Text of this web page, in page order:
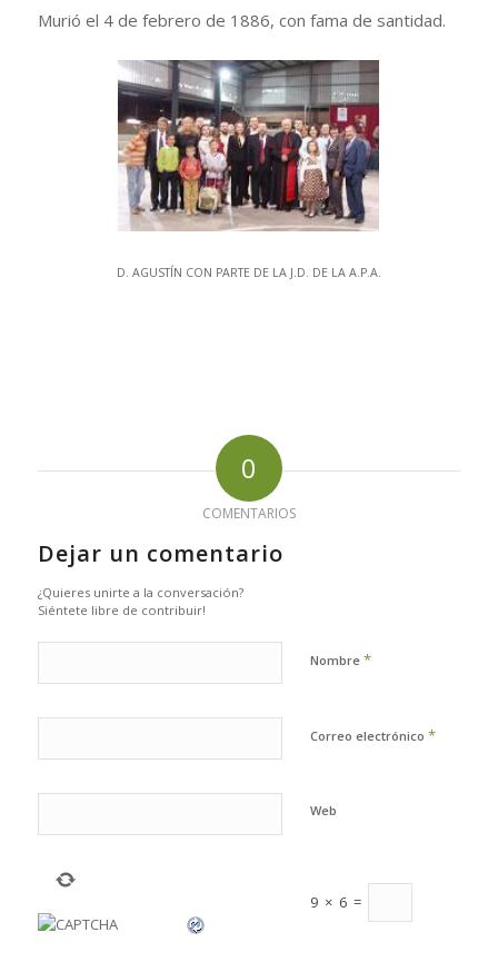
Murió el 4 de febrero de 1886, con fama de santidad.
D. AGUSTÍN CON PARTE DE LA J.D. DE LA A.P.A.
0
COMENTARIOS
Dejar un comentario
¿Quieres unirte a la conversación?
Siéntete libre de contribuir!
Nombre *
Correo electrónico *
Web
9 × 6 =